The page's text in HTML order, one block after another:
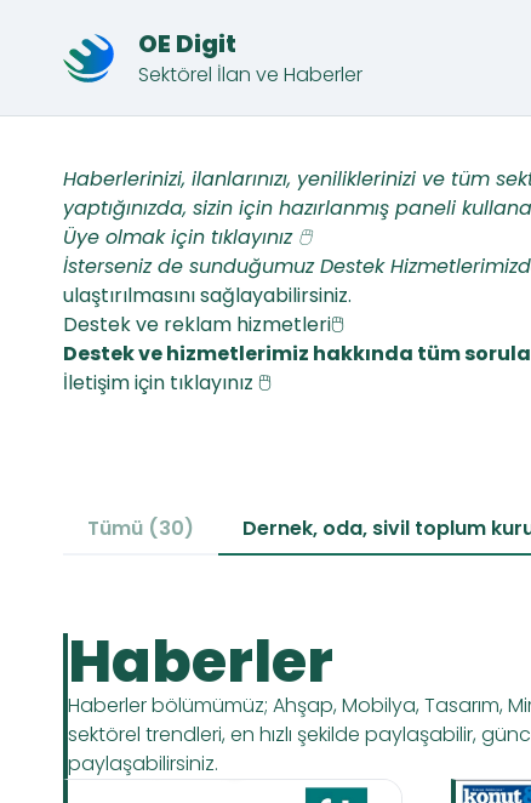
OE Digit
Sektörel İlan ve Haberler
Haberlerinizi, ilanlarınızı, yeniliklerinizi ve tüm
yaptığınızda, sizin için hazırlanmış paneli
Üye olmak için tıklayınız 🖱️
İsterseniz de sunduğumuz Destek
ulaştırılmasını sağlayabilirsiniz.
Destek ve reklam hizmetleri🖱️
Destek ve hizmetlerimiz hakkında tüm
İletişim için tıklayınız 🖱️
Tümü (30) Dernek, oda, sivil toplum
Haberler
Haberler bölümümüz; Ahşap, Mobilya, Tasarım,
sektörel trendleri, en hızlı şekilde paylaşabilir,
paylaşabilirsiniz.